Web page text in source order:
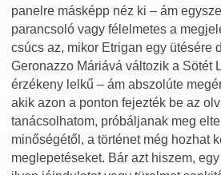
panelre másképp néz ki – ám
parancsoló vagy félelmetes a
csúcs az, mikor Etrigan egy ütésére
Geronazzo Máriává változik a Sötét
érzékeny lelkű – ám abszolúte
akik azon a ponton fejezték be az
tanácsolhatom, próbáljanak meg
minőségétől, a történet még hozhat
meglepetéseket. Bár azt hiszem,